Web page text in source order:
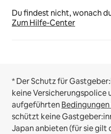
Du findest nicht, wonach
Zum Hilfe-Center
* Der Schutz für
keine Versicherungspolice
aufgeführten
schützt keine
Japan anbieten (für sie gilt